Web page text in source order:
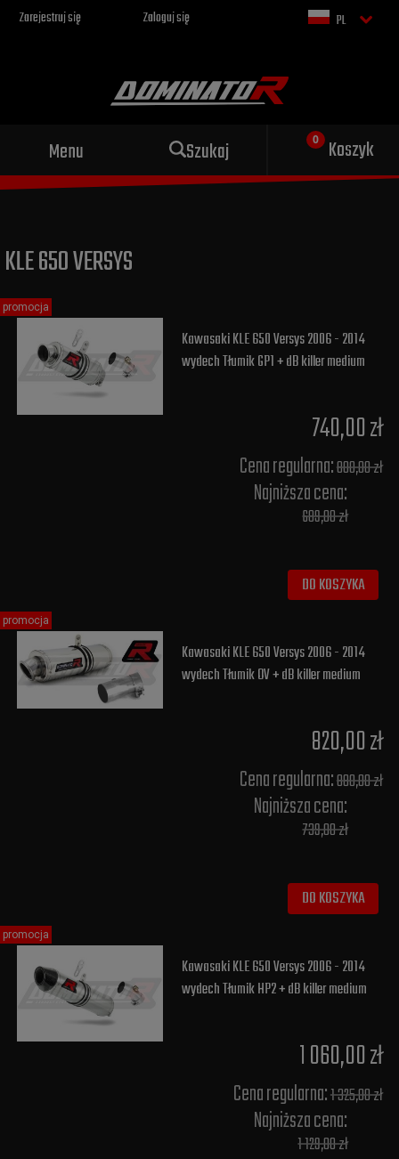
Zarejestruj się Zaloguj się PL
Menu Szukaj Koszyk
Sportowy wydech dla Twojego
KLE 650 VERSYS
Kawasaki KLE 650 Versys 2006 - 2014
wydech Tłumik GP1 + dB killer medium
740,00 zł
Cena regularna:800,00 zł
Najniższa cena:
689,00 zł
DO KOSZYKA
promocja
Kawasaki KLE 650 Versys 2006 - 2014
wydech Tłumik OV + dB killer medium
820,00 zł
Cena regularna:880,00 zł
Najniższa cena:
739,00 zł
DO KOSZYKA
promocja
Kawasaki KLE 650 Versys 2006 - 2014
wydech Tłumik HP2 + dB killer medium
1 060,00 zł
Cena regularna:1 325,00 zł
Najniższa cena:
1 129,00 zł
promocja